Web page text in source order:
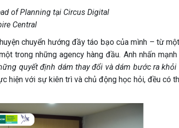
of Planning tại Circus Digital
Central
chuyển hướng đầy táo bạo của mình – từ
trong những agency hàng đầu. Anh nhấn mạnh
quyết định dám thay đổi và dám bước ra khỏi
hiện với sự kiên trì và chủ động học hỏi, đều có